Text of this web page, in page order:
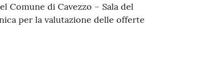
Comune di Cavezzo – Sala del
per la valutazione delle offerte